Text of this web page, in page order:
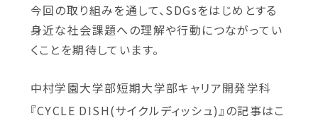
今回の取り組みを通して、SDGsをはじめとする
身近な社会課題への理解や行動につながってい
くことを期待しています。
中村学園大学部短期大学部キャリア開発学科
『CYCLE DISH(サイクルディッシュ)』の記事はこ